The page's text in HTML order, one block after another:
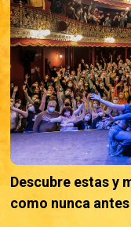
Descubre estas y
como nunca